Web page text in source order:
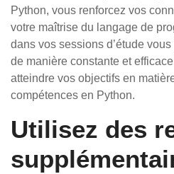
Python, vous renforcez vos
votre maîtrise du langage de
dans vos sessions d’étude
de manière constante et
atteindre vos objectifs en
compétences en Python.
Utilisez des